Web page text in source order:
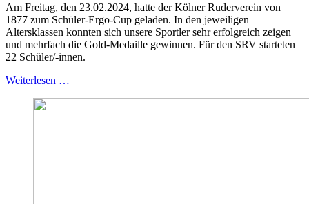
Am Freitag, den 23.02.2024, hatte der Kölner Ruderverein von
1877 zum Schüler-Ergo-Cup geladen. In den jeweiligen
Altersklassen konnten sich unsere Sportler sehr erfolgreich zeigen
und mehrfach die Gold-Medaille gewinnen. Für den SRV starteten
22 Schüler/-innen.
Weiterlesen …